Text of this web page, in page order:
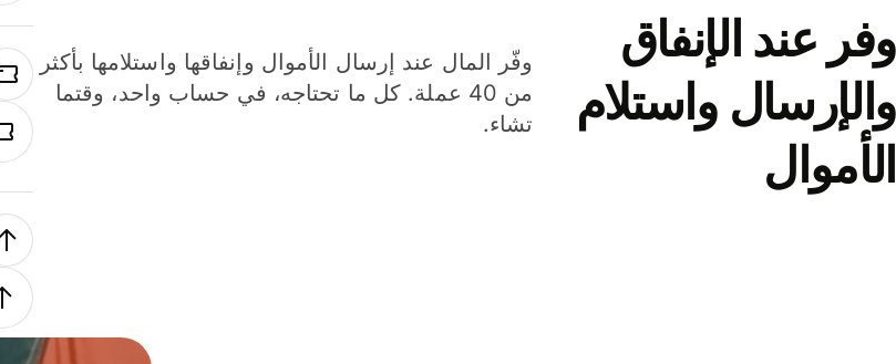
وفر عند الإنفاق
والإرسال واستلام
الأموال
وفّر المال عند إرسال الأموال وإنفاقها واستلامها بأكثر
من 40 عملة. كل ما تحتاجه، في حساب واحد، وقتما
تشاء.